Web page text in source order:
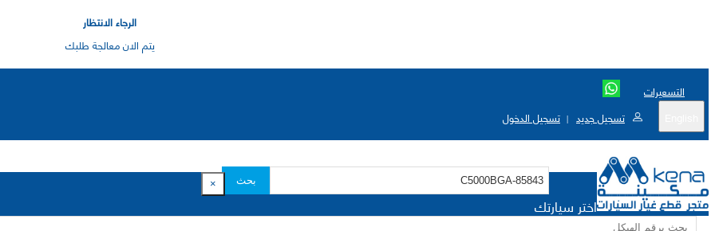
الرجاء الانتظار
يتم الان معالجة طلبك
التسعيرات
تسجيل جديد | تسجيل الدخول
بحث ×
اختر سيارتك